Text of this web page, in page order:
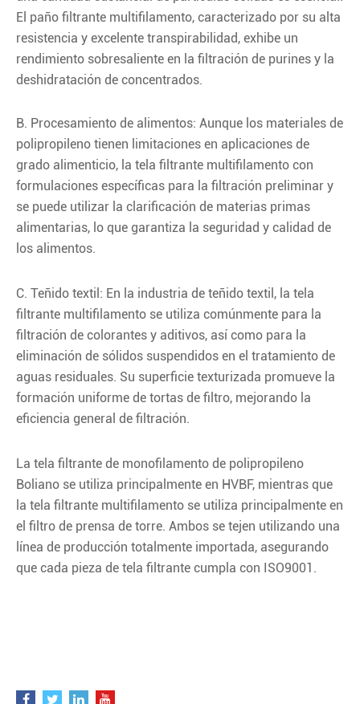
El paño filtrante multifilamento, caracterizado por su alta
resistencia y excelente transpirabilidad, exhibe un
rendimiento sobresaliente en la filtración de purines y la
deshidratación de concentrados.
B. Procesamiento de alimentos: Aunque los materiales de
polipropileno tienen limitaciones en aplicaciones de
grado alimenticio, la tela filtrante multifilamento con
formulaciones específicas para la filtración preliminar y
se puede utilizar la clarificación de materias primas
alimentarias, lo que garantiza la seguridad y calidad de
los alimentos.
C. Teñido textil: En la industria de teñido textil, la tela
filtrante multifilamento se utiliza comúnmente para la
filtración de colorantes y aditivos, así como para la
eliminación de sólidos suspendidos en el tratamiento de
aguas residuales. Su superficie texturizada promueve la
formación uniforme de tortas de filtro, mejorando la
eficiencia general de filtración.
La tela filtrante de monofilamento de polipropileno
Boliano se utiliza principalmente en HVBF, mientras que
la tela filtrante multifilamento se utiliza principalmente en
el filtro de prensa de torre. Ambos se tejen utilizando una
línea de producción totalmente importada, asegurando
que cada pieza de tela filtrante cumpla con ISO9001.